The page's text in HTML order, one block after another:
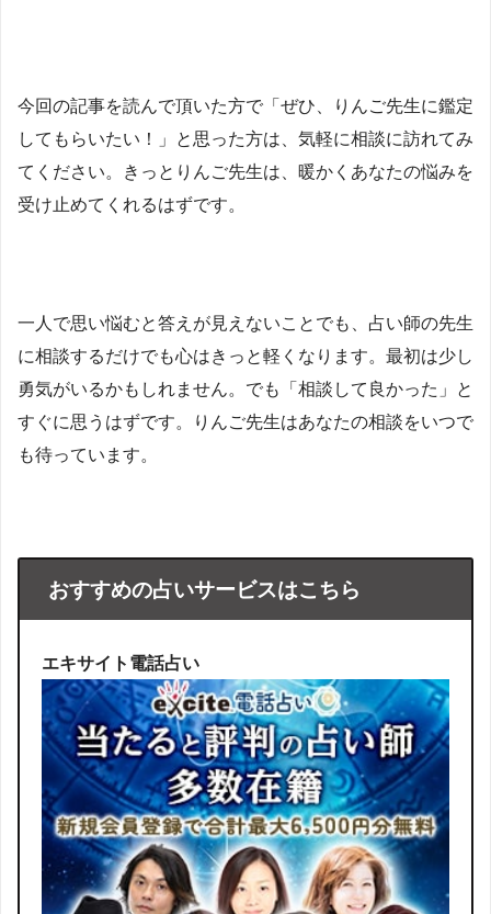
今回の記事を読んで頂いた方で「ぜひ、りんご先生に鑑定
してもらいたい！」と思った方は、気軽に相談に訪れてみ
てください。きっとりんご先生は、暖かくあなたの悩みを
受け止めてくれるはずです。
一人で思い悩むと答えが見えないことでも、占い師の先生
に相談するだけでも心はきっと軽くなります。最初は少し
勇気がいるかもしれません。でも「相談して良かった」と
すぐに思うはずです。りんご先生はあなたの相談をいつで
も待っています。
おすすめの占いサービスはこちら
エキサイト電話占い